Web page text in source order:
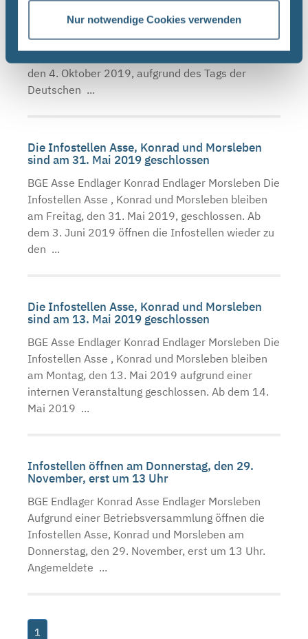
Nur notwendige Cookies verwenden
BGE Asse Endlager Konrad Endlager Morsleben Die
Infostellen Asse , Konrad und Morsleben bleiben
den 4. Oktober 2019, aufgrund des Tags der
Deutschen ...
Die Infostellen Asse, Konrad und Morsleben
sind am 31. Mai 2019 geschlossen
BGE Asse Endlager Konrad Endlager Morsleben Die
Infostellen Asse , Konrad und Morsleben bleiben
am Freitag, den 31. Mai 2019, geschlossen. Ab
dem 3. Juni 2019 öffnen die Infostellen wieder zu
den ...
Die Infostellen Asse, Konrad und Morsleben
sind am 13. Mai 2019 geschlossen
BGE Asse Endlager Konrad Endlager Morsleben Die
Infostellen Asse , Konrad und Morsleben bleiben
am Montag, den 13. Mai 2019 aufgrund einer
internen Veranstaltung geschlossen. Ab dem 14.
Mai 2019 ...
Infostellen öffnen am Donnerstag, den 29.
November, erst um 13 Uhr
BGE Endlager Konrad Asse Endlager Morsleben
Aufgrund einer Betriebsversammlung öffnen die
Infostellen Asse, Konrad und Morsleben am
Donnerstag, den 29. November, erst um 13 Uhr.
Angemeldete ...
1